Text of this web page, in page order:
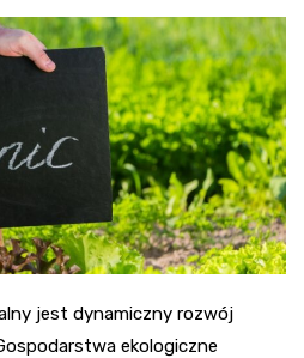
jest dynamiczny rozwój
ekologiczne